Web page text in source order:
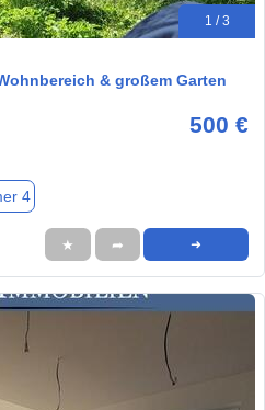
1 / 3
& großem Garten
500 €
4
★ ➦ ➜